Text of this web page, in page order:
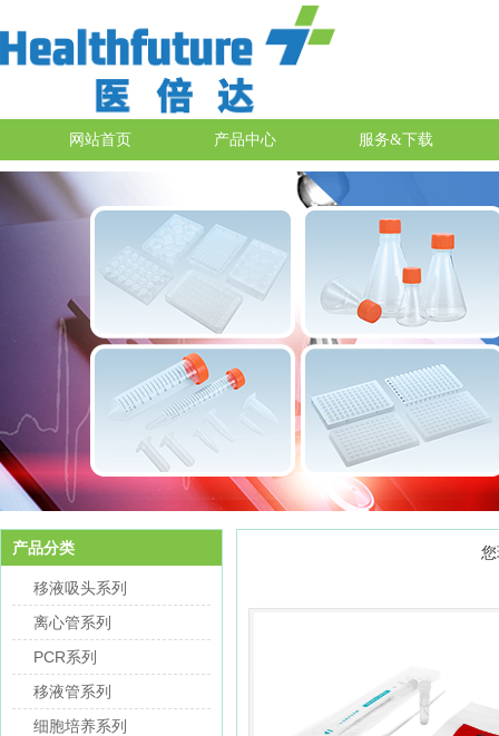
网站首页 产品中心 服务&下载
产品分类
移液吸头系列
离心管系列
PCR系列
移液管系列
细胞培养系列